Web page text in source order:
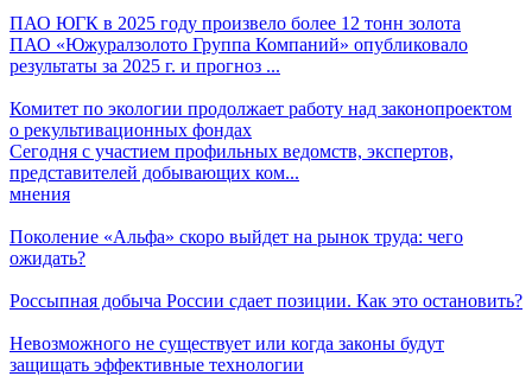
ПАО ЮГК в 2025 году произвело более 12 тонн золота
ПАО «Южуралзолото Группа Компаний» опубликовало
результаты за 2025 г. и прогноз ...
Комитет по экологии продолжает работу над законопроектом
о рекультивационных фондах
Сегодня с участием профильных ведомств, экспертов,
представителей добывающих ком...
мнения
Поколение «Альфа» скоро выйдет на рынок труда: чего
ожидать?
Россыпная добыча России сдает позиции. Как это остановить?
Невозможного не существует или когда законы будут
защищать эффективные технологии